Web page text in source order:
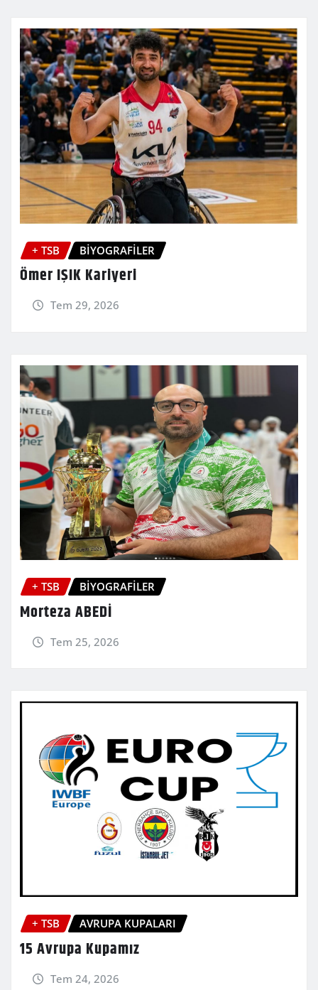
+ TSB BİYOGRAFİLER
Ömer IŞIK Kariyeri
Tem 29, 2026
+ TSB BİYOGRAFİLER
Morteza ABEDİ
Tem 25, 2026
+ TSB AVRUPA KUPALARI
15 Avrupa Kupamız
Tem 24, 2026